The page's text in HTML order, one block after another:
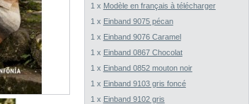
1 x Modèle en français à télécharger
1 x Einband 9075 pécan
1 x Einband 9076 Caramel
1 x Einband 0867 Chocolat
1 x Einband 0852 mouton noir
1 x Einband 9103 gris foncé
1 x Einband 9102 gris